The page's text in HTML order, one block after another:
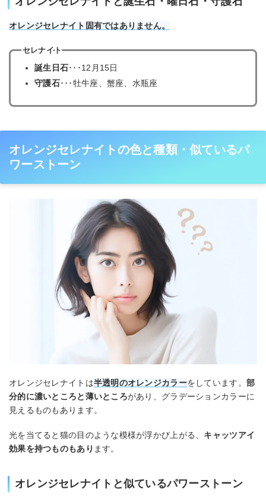
オレンジセレナイト固有ではありません。
セレナイト
誕生日石･･･12月15日
守護石･･･牡牛座、蟹座、水瓶座
オレンジセレナイトの色と種類・似ているパ
ワーストーン
オレンジセレナイトは半透明のオレンジカラーをしています。 部
分的に濃いところと薄いところがあり、グラデーションカラーに
見えるものもあります。
光を当てると猫の目のような模様が浮かび上がる、 キャッツアイ
効果を持つものもあり ます。
オレンジセレナイトと似ているパワーストーン